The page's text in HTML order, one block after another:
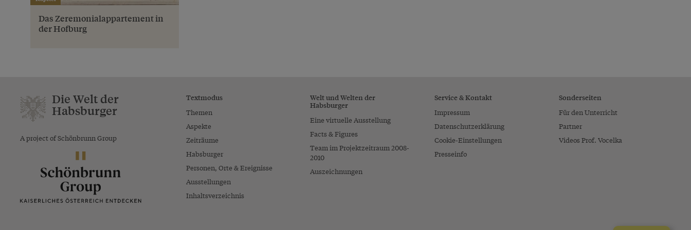
Das Zeremonialappartement in
der Hofburg
Die Welt der
Habsburger
A project of Schönbrunn Group
Textmodus
Themen
Aspekte
Zeiträume
Habsburger
Personen, Orte & Ereignisse
Ausstellungen
Inhaltsverzeichnis
Welt und Welten der
Habsburger
Eine virtuelle Ausstellung
Facts & Figures
Team im Projektzeitraum 2008-
2010
Auszeichnungen
Service & Kontakt
Impressum
Datenschutzerklärung
Cookie-Einstellungen
Presseinfo
Sonderseiten
Für den Unterricht
Partner
Videos Prof. Vocelka